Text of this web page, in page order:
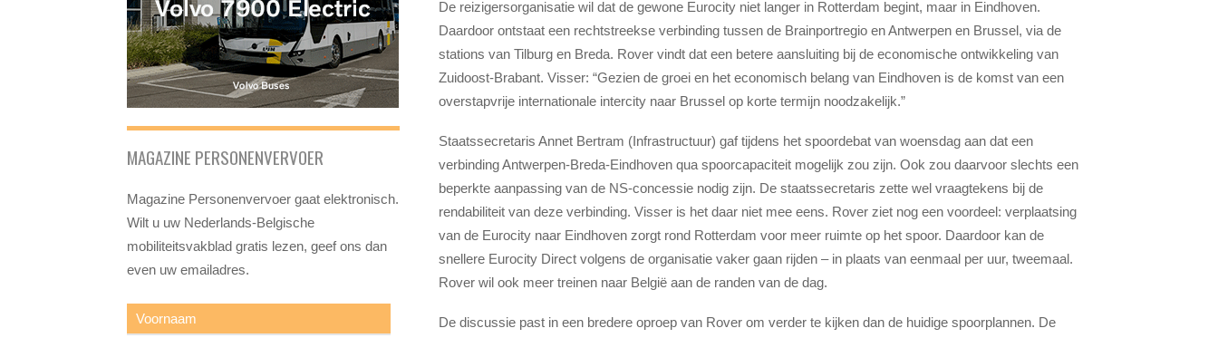
De reizigersorganisatie wil dat de gewone Eurocity niet langer in Rotterdam begint, maar in Eindhoven.
Daardoor ontstaat een rechtstreekse verbinding tussen de Brainportregio en Antwerpen en Brussel, via de
stations van Tilburg en Breda. Rover vindt dat een betere aansluiting bij de economische ontwikkeling van
Zuidoost-Brabant. Visser: “Gezien de groei en het economisch belang van Eindhoven is de komst van een
overstapvrije internationale intercity naar Brussel op korte termijn noodzakelijk.”
Staatssecretaris Annet Bertram (Infrastructuur) gaf tijdens het spoordebat van woensdag aan dat een
verbinding Antwerpen-Breda-Eindhoven qua spoorcapaciteit mogelijk zou zijn. Ook zou daarvoor slechts een
beperkte aanpassing van de NS-concessie nodig zijn. De staatssecretaris zette wel vraagtekens bij de
rendabiliteit van deze verbinding. Visser is het daar niet mee eens. Rover ziet nog een voordeel: verplaatsing
van de Eurocity naar Eindhoven zorgt rond Rotterdam voor meer ruimte op het spoor. Daardoor kan de
snellere Eurocity Direct volgens de organisatie vaker gaan rijden – in plaats van eenmaal per uur, tweemaal.
Rover wil ook meer treinen naar België aan de randen van de dag.
De discussie past in een bredere oproep van Rover om verder te kijken dan de huidige spoorplannen. De
MAGAZINE PERSONENVERVOER
Magazine Personenvervoer gaat elektronisch.
Wilt u uw Nederlands-Belgische
mobiliteitsvakblad gratis lezen, geef ons dan
even uw emailadres.